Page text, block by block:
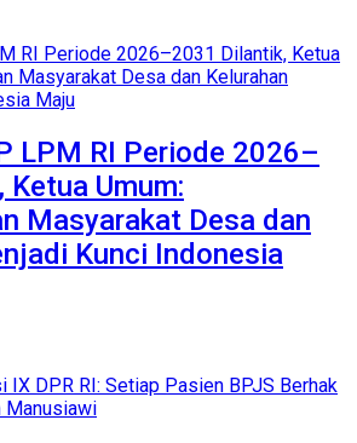
LPM RI Periode 2026–
Umum:
Masyarakat Desa dan
Kunci Indonesia